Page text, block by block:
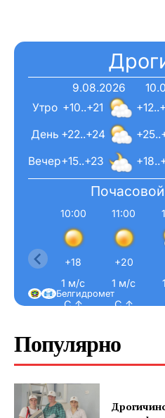
9.08.2026
+10..+21
+22..+24
+15..+23
Вечер
День
Утро
10:00
+18
1 м/с
С ↑
11:00
+20
1 м/с
С ↑
Белгидромет
Популярно